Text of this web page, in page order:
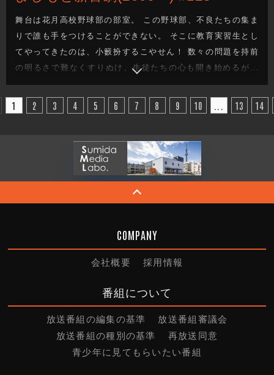
舞台は花月高校野球部の部室。 この野球部、不良たちの集ま
りで誰も手をつけることができない。 そこに教育実習生とし
てやってきたのは、小籔扮するこやせん！ 数々の問題を持前
の明るさで難なくすりぬけ、生徒たちの心も開き始めるが…
理事長のやすえのたくらみでまたしても一騒ぎに。 このまま
こやせんクラスはどうなってしまうのか！？
1 2 3 4 5 6 7 8 9 10 13 14
COMPANY
会社概要 採用情報
番組について
放送番組の編集の基準
放送番組審議会
放送番組の種別の基準
再放送同意
青少年に見てもらいたい番組